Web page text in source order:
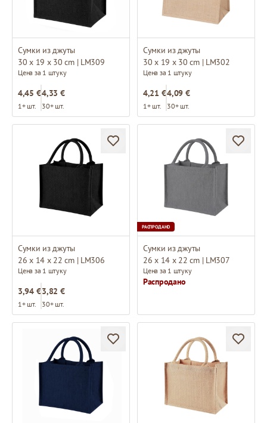
Сумки из джуты
30 x 19 x 30 cm | LM309
Цена за 1 штуку
4,45 €
1+ шт.
4,33 €
30+ шт.
Сумки из джуты
30 x 19 x 30 cm | LM302
Цена за 1 штуку
4,21 €
1+ шт.
4,09 €
30+ шт.
Сумки из джуты
26 x 14 x 22 cm | LM306
Цена за 1 штуку
3,94 €
1+ шт.
3,82 €
30+ шт.
РАСПРОДАНО
Сумки из джуты
26 x 14 x 22 cm | LM307
Цена за 1 штуку
Распродано